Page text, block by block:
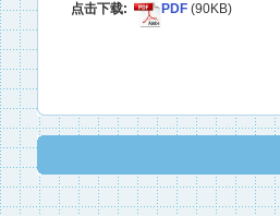
点击下载: PDF (90KB)